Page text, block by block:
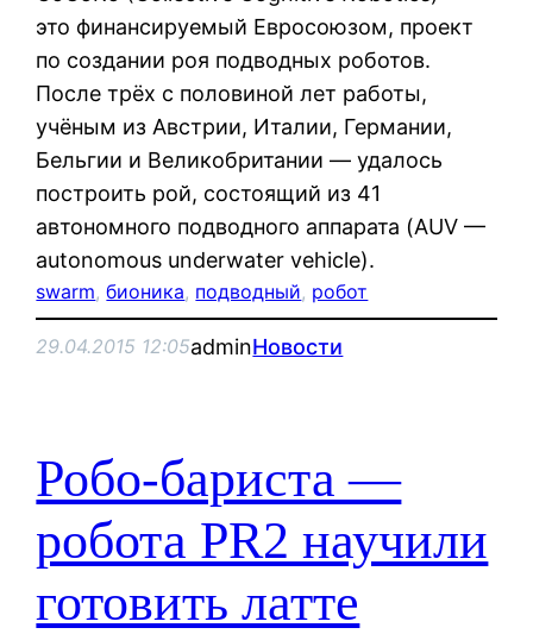
это финансируемый Евросоюзом, проект
по создании роя подводных роботов.
После трёх с половиной лет работы,
учёным из Австрии, Италии, Германии,
Бельгии и Великобритании — удалось
построить рой, состоящий из 41
автономного подводного аппарата (AUV —
autonomous underwater vehicle).
swarm, бионика, подводный, робот
29.04.2015 12:05adminНовости
Робо-бариста —
робота PR2 научили
готовить латте